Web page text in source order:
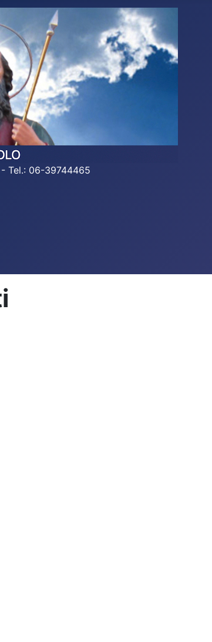
Tel.: 06-39744465